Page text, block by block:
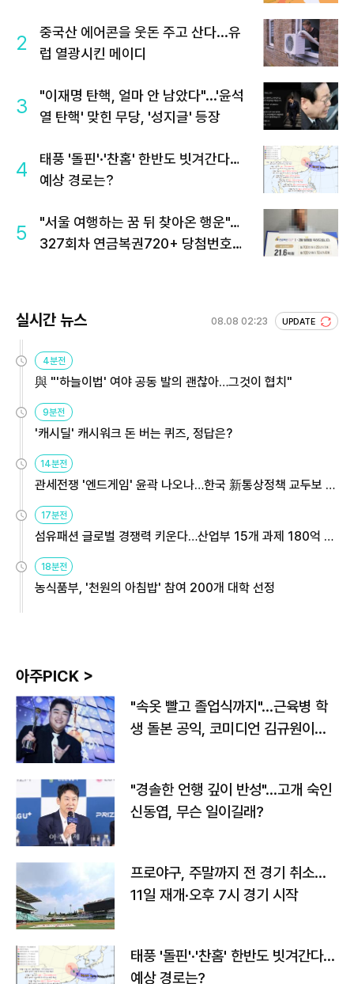
2
중국산 에어콘을 웃돈 주고 산다...유
럽 열광시킨 메이디
3
"이재명 탄핵, 얼마 안 남았다"...'윤석
열 탄핵' 맞힌 무당, '성지글' 등장
4
태풍 '돌핀'·'찬홈' 한반도 빗겨간다…
예상 경로는?
5
"서울 여행하는 꿈 뒤 찾아온 행운"…
327회차 연금복권720+ 당첨번호조
실시간 뉴스 08.08 02:23 UPDATE
4분전
與 "'하늘이법' 여야 공동 발의 괜찮아…그것이 협치"
9분전
'캐시딜' 캐시워크 돈 버는 퀴즈, 정답은?
14분전
관세전쟁 '엔드게임' 윤곽 나오나…한국 新통상정책 교두보 활
용해야
17분전
섬유패션 글로벌 경쟁력 키운다…산업부 15개 과제 180억 지
원
18분전
농식품부, '천원의 아침밥' 참여 200개 대학 선정
아주PICK >
"속옷 빨고 졸업식까지"…근육병 학
생 돌본 공익, 코미디언 김규원이었
"경솔한 언행 깊이 반성"…고개 숙인
신동엽, 무슨 일이길래?
프로야구, 주말까지 전 경기 취소…
11일 재개·오후 7시 경기 시작
태풍 '돌핀'·'찬홈' 한반도 빗겨간다…
예상 경로는?